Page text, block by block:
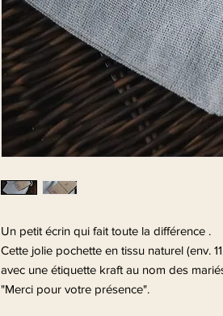
Un petit écrin qui fait toute la différence .
Cette jolie pochette en tissu naturel (env.
avec une étiquette kraft au nom des
"Merci pour votre présence".